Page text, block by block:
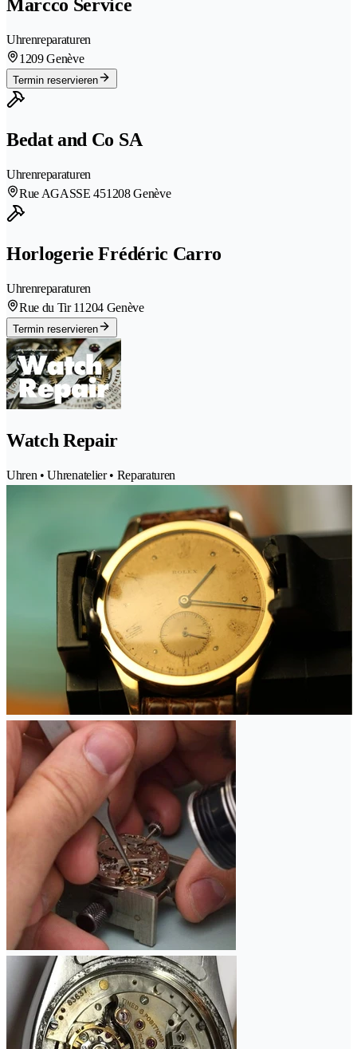
Marcco Service
Uhrenreparaturen
1209 Genève
Termin reservieren
Bedat and Co SA
Uhrenreparaturen
Rue AGASSE 451208 Genève
Horlogerie Frédéric Carro
Uhrenreparaturen
Rue du Tir 11204 Genève
Termin reservieren
Watch Repair
Uhren • Uhrenatelier • Reparaturen